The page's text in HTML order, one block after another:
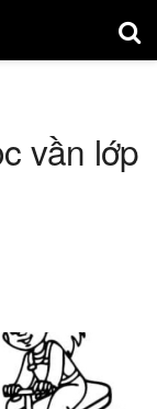
vần lớp